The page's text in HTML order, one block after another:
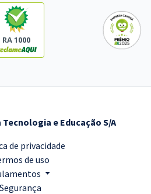
RA 1000
Tecnologia e Educação S/A
de privacidade
de uso
Segurança